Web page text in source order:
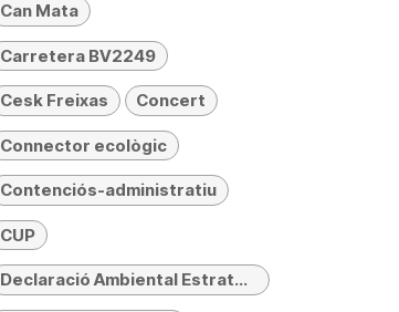
Can Mata
Carretera BV2249
Cesk Freixas Concert
Connector ecològic
Contenciós-administratiu
CUP
Declaració Ambiental Estratègica (DAE)